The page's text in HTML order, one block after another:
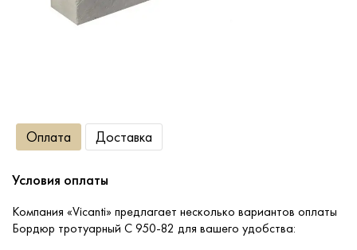
Услуги
Оплата
Портфолио
Оплата Доставка
Условия оплаты
Компания «Vicanti» предлагает несколько вариантов оплаты
Бордюр тротуарный С 950-82 для вашего удобства: